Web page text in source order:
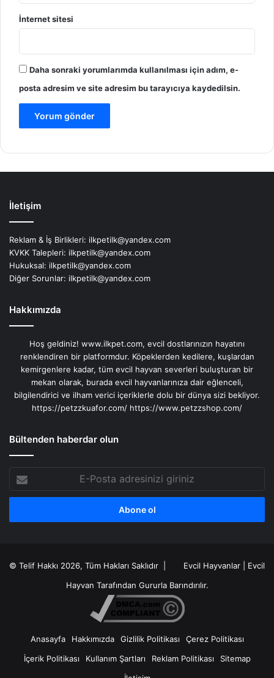
İnternet sitesi
Daha sonraki yorumlarımda kullanılması için adım, e-
posta adresim ve site adresim bu tarayıcıya kaydedilsin.
İletişim
Reklam & İş Birlikleri: ilkpetilk@yandex.com
KVKK Talepleri: ilkpetilk@yandex.com
Hukuksal: ilkpetilk@yandex.com
Diğer Sorunlar: ilkpetilk@yandex.com
Hakkımızda
Hoş geldiniz! www.ilkpet.com, evcil dostlarınızın hayatını
renklendiren bir platformdur. Köpeklerden kedilere, kuşlardan
kemirgenlere kadar, tüm evcil hayvan severleri buluşturan bir
mekan olarak, burada evcil hayvanlarınıza dair eğlenceli,
bilgilendirici ve ilham verici içeriklerle dolu bir dünya sizi bekliyor.
https://petzzkuafor.com/ https://www.petzzshop.com/
Bültenden haberdar olun
E-
Posta
adresinizi
© Telif Hakkı 2026, Tüm Hakları Saklıdır | Evcil Hayvanlar
Evcil
Hayvan Tarafından Gururla Barındırılır.
Anasayfa Hakkımızda Gizlilik Politikası
Çerez Politikası
İçerik Politikası
Kullanım Şartları Reklam Politikası
Sitemap